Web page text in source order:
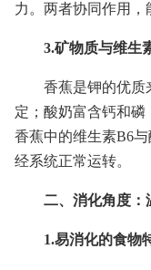
力。两者协同作用，
3.矿物质与维生
香蕉是钾的优质
定；酸奶富含钙和磷
香蕉中的维生素B6
经系统正常运转。
二、消化角度：
1.易消化的食物